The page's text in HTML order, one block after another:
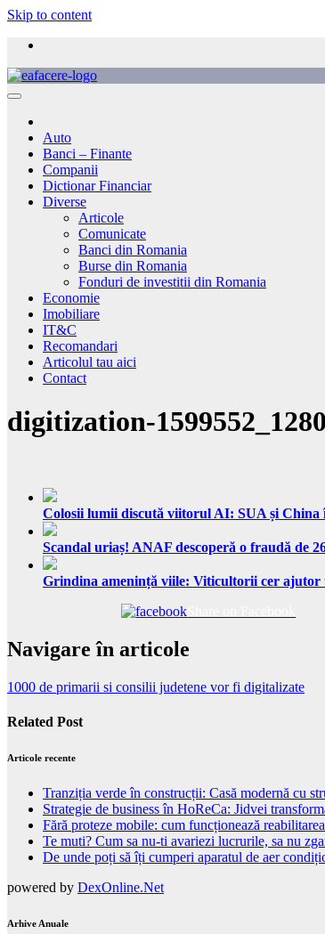
Skip to content
Auto
Banci – Finante
Companii
Dictionar Financiar
Diverse
Articole
Comunicate
Banci din Romania
Burse din Romania
Fonduri de investitii din Romania
Economie
Imobiliare
IT&C
Recomandari
Articolul tau aici
Contact
digitization-
Colosii lumii discută viitorul AI: SUA și China
Scandal uriaș! ANAF descoperă o fraudă de
Grindina amenință viile: Viticultorii cer
Navigare în articole
1000 de primarii si consilii judetene vor fi digitalizate
Related Post
Articole recente
Tranziția verde în construcții: Casă modernă cu
Strategie de business în HoReCa: Jidvei
Fără proteze mobile: cum funcționează
Te muti? Cum sa nu-ti avariezi lucrurile, sa nu
De unde poți să îți cumperi aparatul de aer
powered by DexOnline.Net
Arhive Anuale